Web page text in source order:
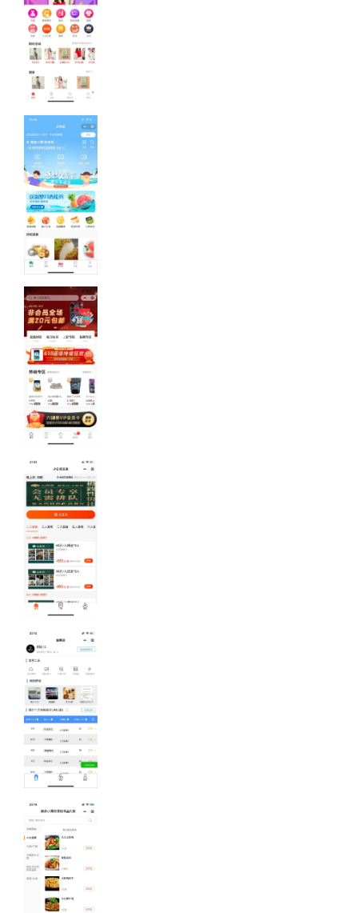
率，提高更智能
的科技展业手段
小程序案例-
易企达电商
易企达购物商城
电子商城，含优
惠券、拼团、砍
价等
小程序案例-
百果园
水果买卖电子购
物商城，含外卖
小程序案例-
六角兽VIP商
城
六角兽会员制宠
物垂直电子购物
商城
小程序案例-
小白菜订做
互联网餐厅预订
小程序
小程序案例-
群票库
集合库存、行业
名片的票库管理
系统